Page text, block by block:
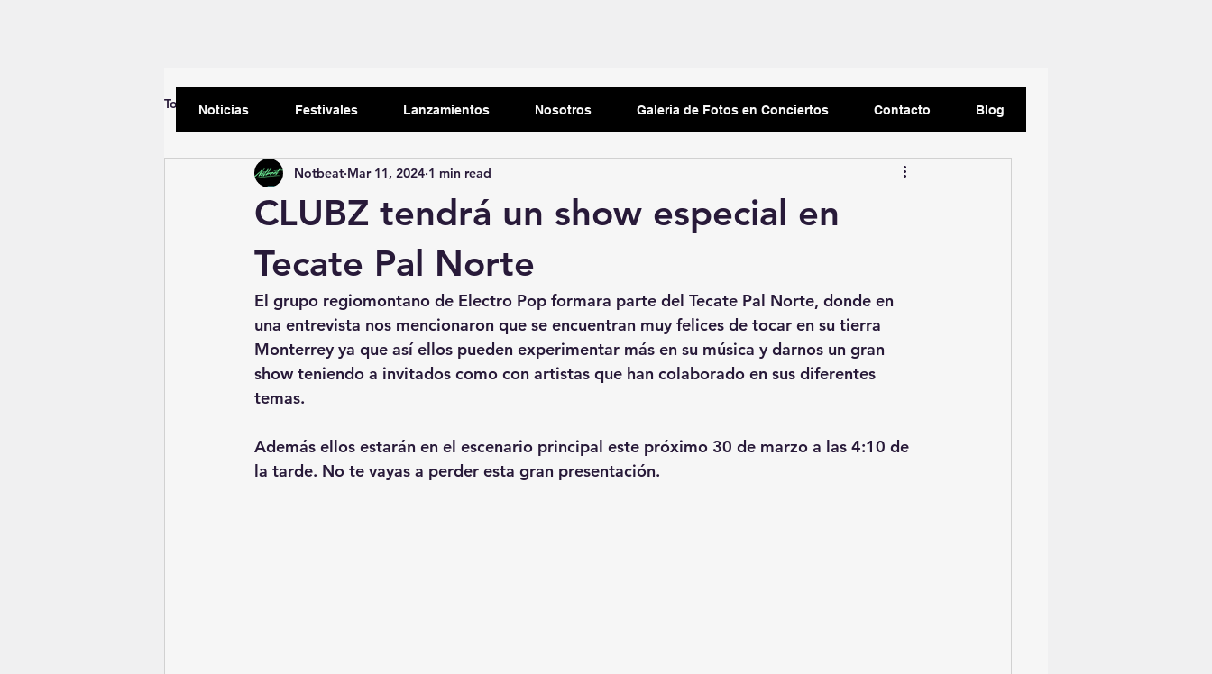
Todas las entradas Empezando Tu comunidad Consejos para bloguear
CLUBZ tendrá un show especial en
Tecate Pal Norte
Notbeat Mar 11, 2024 1 min read
El grupo regiomontano de Electro Pop formara parte del Tecate Pal Norte, donde en
una entrevista nos mencionaron que se encuentran muy felices de tocar en su tierra
Monterrey ya que así ellos pueden experimentar más en su música y darnos un gran
show teniendo a invitados como con artistas que han colaborado en sus diferentes
temas.
Además ellos estarán en el escenario principal este próximo 30 de marzo a las 4:10 de
la tarde. No te vayas a perder esta gran presentación.
Noticias Festivales Lanzamientos Nosotros Galeria de Fotos en Conciertos Contacto Blog